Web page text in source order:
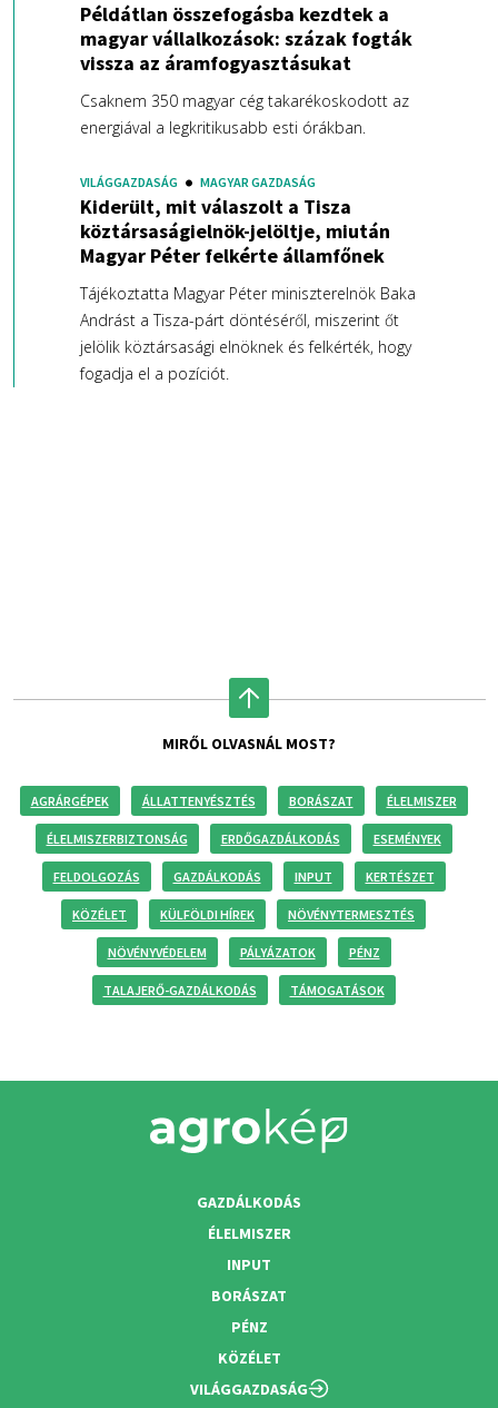
Példátlan összefogásba kezdtek a
magyar vállalkozások: százak fogták
vissza az áramfogyasztásukat
Csaknem 350 magyar cég takarékoskodott az
energiával a legkritikusabb esti órákban.
VILÁGGAZDASÁG MAGYAR GAZDASÁG
Kiderült, mit válaszolt a Tisza
köztársaságielnök-jelöltje, miután
Magyar Péter felkérte államfőnek
Tájékoztatta Magyar Péter miniszterelnök Baka
Andrást a Tisza-párt döntéséről, miszerint őt
jelölik köztársasági elnöknek és felkérték, hogy
fogadja el a pozíciót.
MIRŐL OLVASNÁL MOST?
AGRÁRGÉPEK ÁLLATTENYÉSZTÉS BORÁSZAT ÉLELMISZER
ÉLELMISZERBIZTONSÁG ERDŐGAZDÁLKODÁS ESEMÉNYEK
FELDOLGOZÁS GAZDÁLKODÁS INPUT KERTÉSZET
KÖZÉLET KÜLFÖLDI HÍREK NÖVÉNYTERMESZTÉS
NÖVÉNYVÉDELEM PÁLYÁZATOK PÉNZ
TALAJERŐ-GAZDÁLKODÁS TÁMOGATÁSOK
GAZDÁLKODÁS
ÉLELMISZER
INPUT
BORÁSZAT
PÉNZ
KÖZÉLET
VILÁGGAZDASÁG